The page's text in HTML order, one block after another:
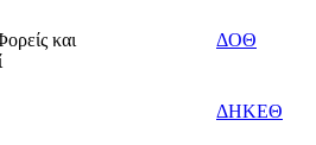
και
ΔΟΘ
ΔΗΚΕΘ